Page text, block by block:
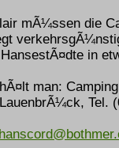
mÃ¼ssen die
in
man:
Tel.